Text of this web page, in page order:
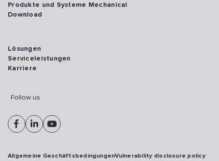
Produkte und Systeme Mechanical
Download
Lösungen
Serviceleistungen
Karriere
Follow us
Allgemeine GeschäftsbedingungenVulnerability disclosure policy